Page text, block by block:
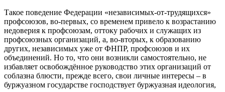
Такое поведение Федерации «независимых-от-трудящихся»
профсоюзов, во-первых, со временем привело к возрастанию
недоверия к профсоюзам, оттоку рабочих и служащих из
профсоюзных организаций, а, во-вторых, к образованию
других, независимых уже от ФНПР, профсоюзов и их
объединений. Но то, что они возникли самостоятельно, не
избавляет освобождённое руководство этих организаций от
соблазна блюсти, прежде всего, свои личные интересы – в
буржуазном государстве господствует буржуазная идеология,